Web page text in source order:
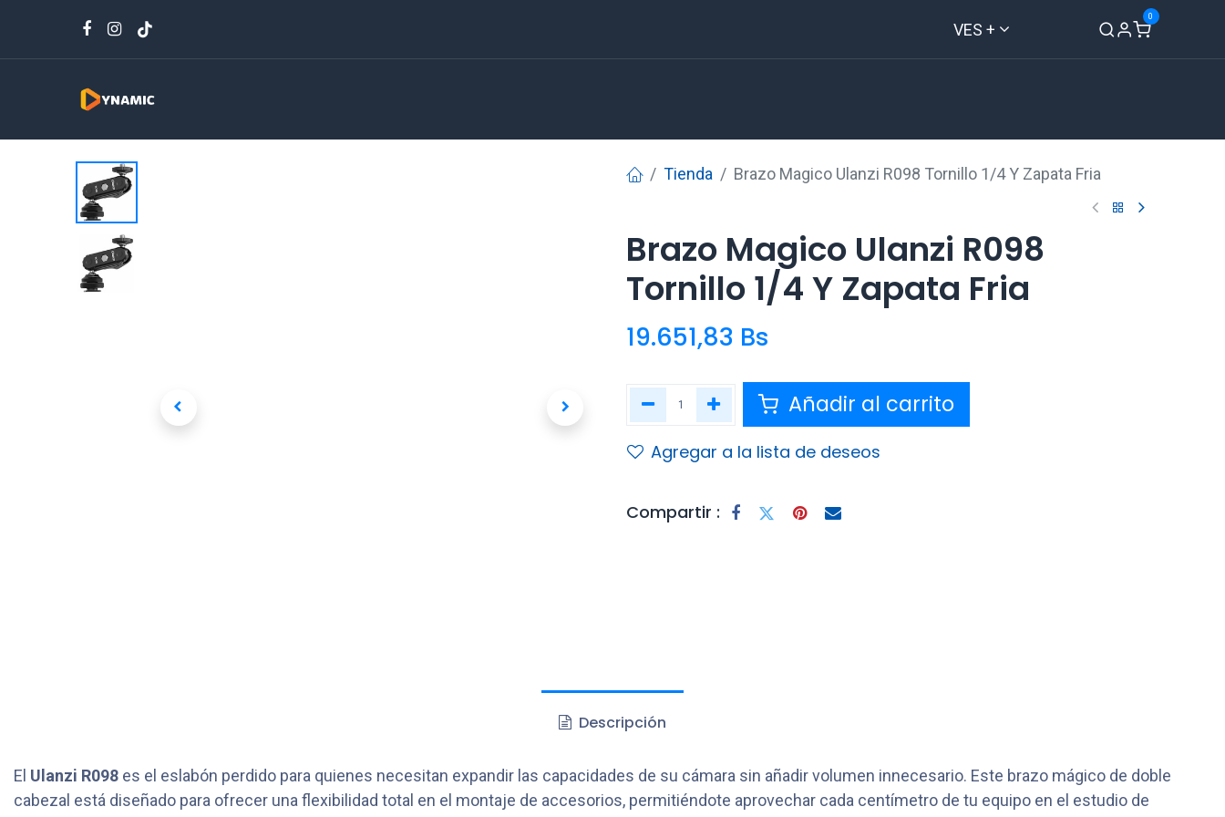
VES +
0
Tienda Brazo Magico Ulanzi R098 Tornillo 1/4 Y Zapata Fria
Brazo Magico Ulanzi R098
Tornillo 1/4 Y Zapata Fria
19.651,83 Bs
Añadir al carrito
Agregar a la lista de deseos
Compartir :
Descripción
El Ulanzi R098 es el eslabón perdido para quienes necesitan expandir las capacidades de su cámara sin añadir volumen innecesario. Este brazo mágico de doble
cabezal está diseñado para ofrecer una flexibilidad total en el montaje de accesorios, permitiéndote aprovechar cada centímetro de tu equipo en el estudio de